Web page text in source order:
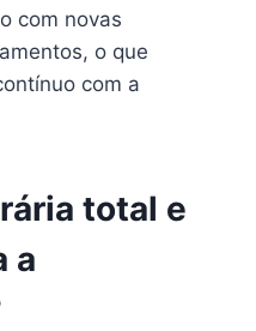
com novas
o que
com a
total e
a